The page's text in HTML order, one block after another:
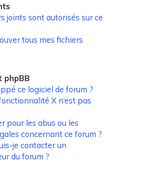
joints sont autorisés sur ce
tous mes fichiers
phpBB
ce logiciel de forum ?
X n’est pas
pour les abus ou les
concernant ce forum ?
je contacter un
du forum ?